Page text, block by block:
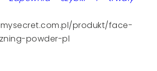
produkt/face-
powder-pl